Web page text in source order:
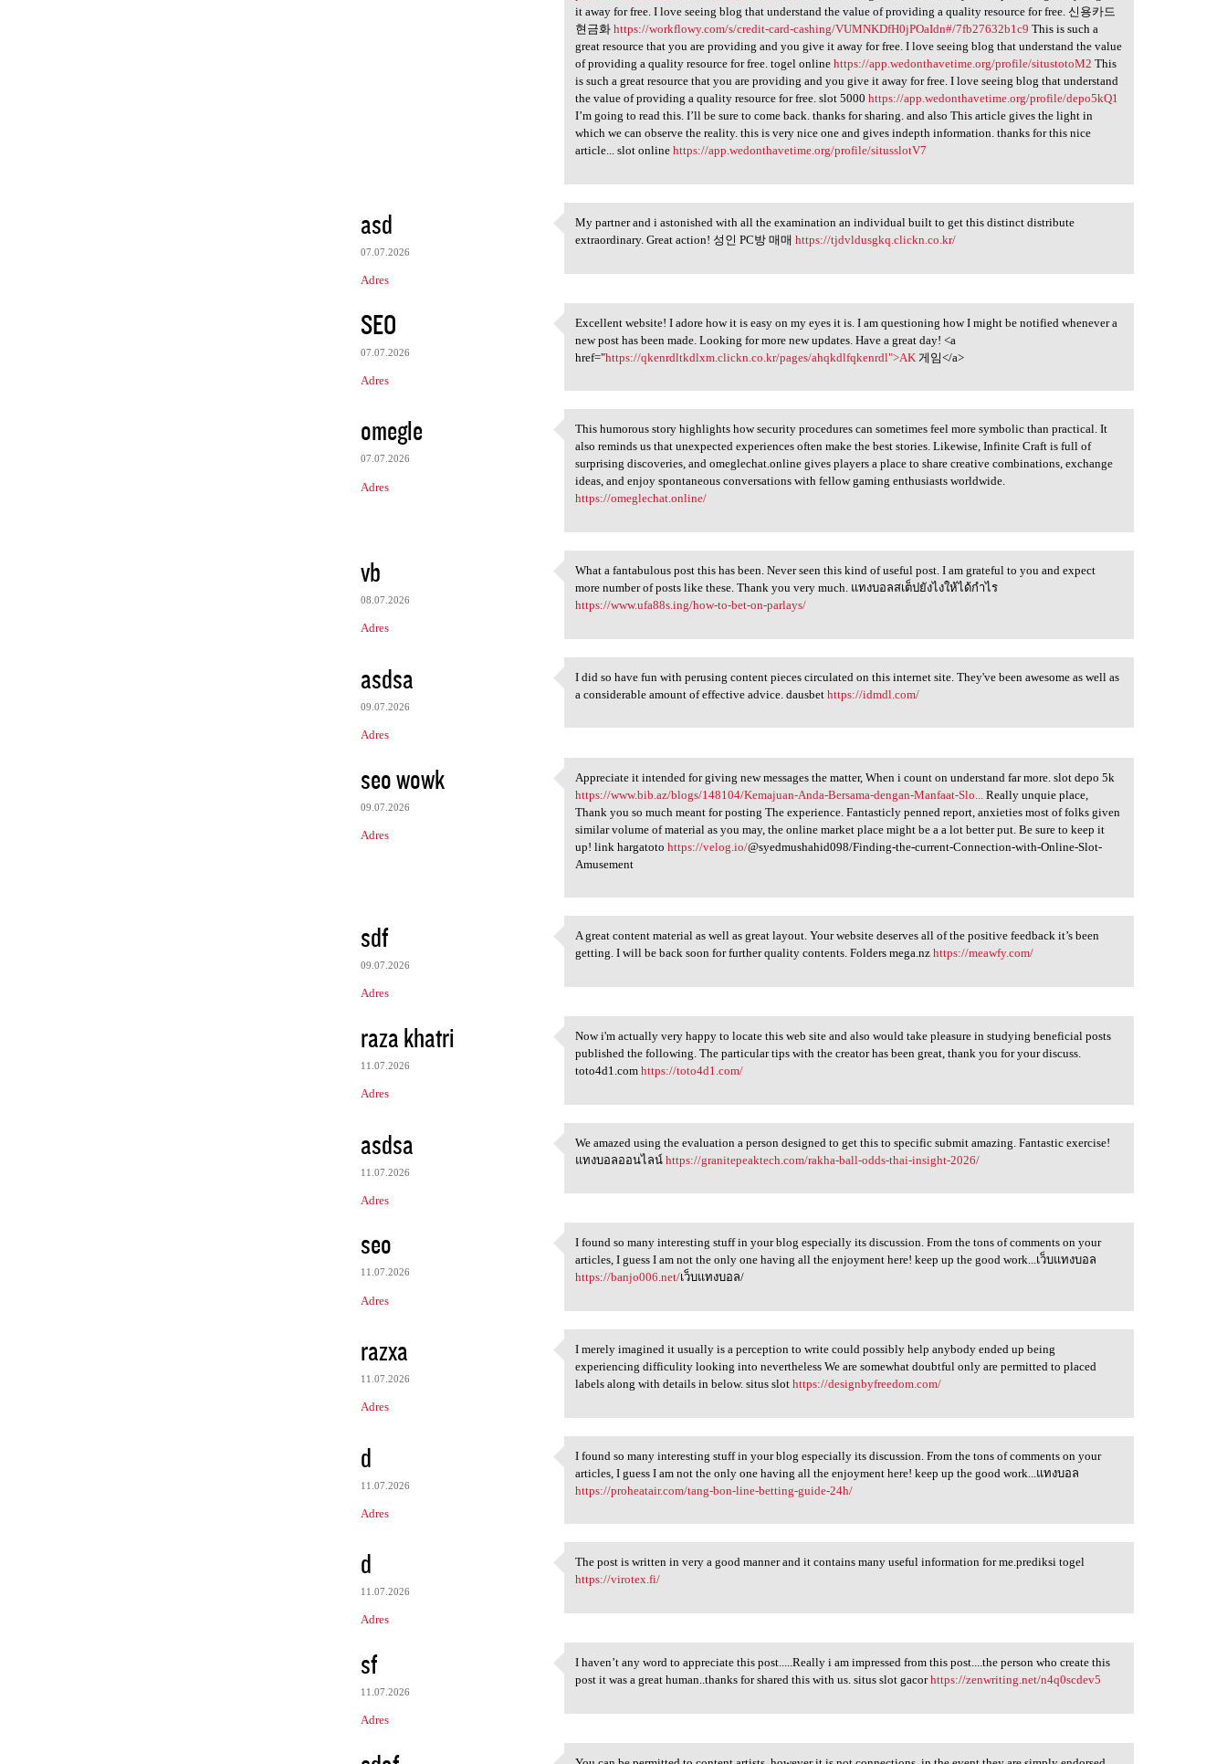
it away for free. I love seeing blog that understand the value of providing a quality resource for free. 신용카드
현금화https://workflowy.com/s/credit-card-cashing/VUMNKDfH0jPOaIdn#/7fb27632b1c9 This is such a
great resource that you are providing and you give it away for free. I love seeing blog that understand the value
of providing a quality resource for free. togel onlinehttps://app.wedonthavetime.org/profile/situstotoM2 This
is such a great resource that you are providing and you give it away for free. I love seeing blog that understand
the value of providing a quality resource for free. slot 5000https://app.wedonthavetime.org/profile/depo5kQ1
I’m going to read this. I’ll be sure to come back. thanks for sharing. and also This article gives the light in
which we can observe the reality. this is very nice one and gives indepth information. thanks for this nice
article... slot onlinehttps://app.wedonthavetime.org/profile/situsslotV7
asd
07.07.2026
Adres
My partner and i astonished
My partner and i astonished with all the examination an individual built to get this distinct distribute
extraordinary. Great action! 성인 PC방 매매https://tjdvldusgkq.clickn.co.kr/
SEO
07.07.2026
Adres
Excellent website! I adore
Excellent website! I adore how it is easy on my eyes it is. I am questioning how I might be notified whenever a
new post has been made. Looking for more new updates. Have a great day! <a
href="https://qkenrdltkdlxm.clickn.co.kr/pages/ahqkdlfqkenrdl">AK 게임</a>
omegle
07.07.2026
Adres
This humorous story
This humorous story highlights how security procedures can sometimes feel more symbolic than practical. It
also reminds us that unexpected experiences often make the best stories. Likewise, Infinite Craft is full of
surprising discoveries, and omeglechat.online gives players a place to share creative combinations, exchange
ideas, and enjoy spontaneous conversations with fellow gaming enthusiasts worldwide.
https://omeglechat.online/
vb
08.07.2026
Adres
What a fantabulous post this
What a fantabulous post this has been. Never seen this kind of useful post. I am grateful to you and expect
more number of posts like these. Thank you very much. แทงบอลสเต็ปยังไงให้ได้กำไร
https://www.ufa88s.ing/how-to-bet-on-parlays/
asdsa
09.07.2026
Adres
I did so have fun with
I did so have fun with perusing content pieces circulated on this internet site. They've been awesome as well as
a considerable amount of effective advice. dausbethttps://idmdl.com/
seo wowk
09.07.2026
Adres
Appreciate it intended for
Appreciate it intended for giving new messages the matter, When i count on understand far more. slot depo 5k
https://www.bib.az/blogs/148104/Kemajuan-Anda-Bersama-dengan-Manfaat-Slo...
Really unquie place,
Thank you so much meant for posting The experience. Fantasticly penned report, anxieties most of folks given
similar volume of material as you may, the online market place might be a a lot better put. Be sure to keep it
up! link hargatotohttps://velog.io/@syedmushahid098/Finding-the-current-Connection-with-Online-Slot-
Amusement
sdf
09.07.2026
Adres
A great content material as
A great content material as well as great layout. Your website deserves all of the positive feedback it’s been
getting. I will be back soon for further quality contents. Folders mega.nzhttps://meawfy.com/
raza khatri
11.07.2026
Adres
Now i'm actually very happy
Now i'm actually very happy to locate this web site and also would take pleasure in studying beneficial posts
published the following. The particular tips with the creator has been great, thank you for your discuss.
toto4d1.comhttps://toto4d1.com/
asdsa
11.07.2026
Adres
We amazed using the
We amazed using the evaluation a person designed to get this to specific submit amazing. Fantastic exercise!
แทงบอลออนไลน์https://granitepeaktech.com/rakha-ball-odds-thai-insight-2026/
seo
11.07.2026
Adres
I found so many interesting
I found so many interesting stuff in your blog especially its discussion. From the tons of comments on your
articles, I guess I am not the only one having all the enjoyment here! keep up the good work...เว็บแทงบอล
https://banjo006.net/เว็บแทงบอล/
razxa
11.07.2026
Adres
I merely imagined it usually
I merely imagined it usually is a perception to write could possibly help anybody ended up being
experiencing difficulity looking into nevertheless We are somewhat doubtful only are permitted to placed
labels along with details in below. situs slothttps://designbyfreedom.com/
d
11.07.2026
Adres
I found so many interesting
I found so many interesting stuff in your blog especially its discussion. From the tons of comments on your
articles, I guess I am not the only one having all the enjoyment here! keep up the good work...แทงบอล
https://proheatair.com/tang-bon-line-betting-guide-24h/
d
11.07.2026
Adres
The post is written in very a
The post is written in very a good manner and it contains many useful information for me.prediksi togel
https://virotex.fi/
sf
11.07.2026
Adres
I haven’t any word to
I haven’t any word to appreciate this post.....Really i am impressed from this post....the person who create this
post it was a great human..thanks for shared this with us. situs slot gacorhttps://zenwriting.net/n4q0scdev5